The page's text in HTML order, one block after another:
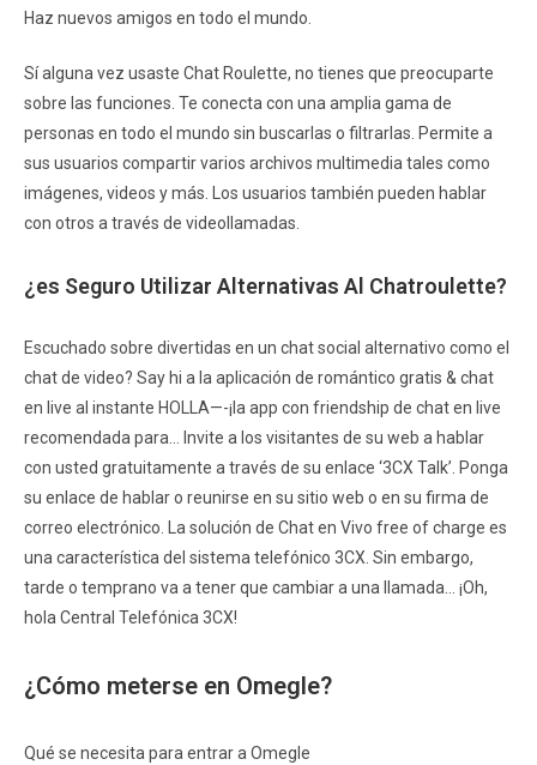
Haz nuevos amigos en todo el mundo.
Sí alguna vez usaste Chat Roulette, no tienes que preocuparte
sobre las funciones. Te conecta con una amplia gama de
personas en todo el mundo sin buscarlas o filtrarlas. Permite a
sus usuarios compartir varios archivos multimedia tales como
imágenes, videos y más. Los usuarios también pueden hablar
con otros a través de videollamadas.
¿es Seguro Utilizar Alternativas Al Chatroulette?
Escuchado sobre divertidas en un chat social alternativo como el
chat de video? Say hi a la aplicación de romántico gratis & chat
en live al instante HOLLA—-¡la app con friendship de chat en live
recomendada para… Invite a los visitantes de su web a hablar
con usted gratuitamente a través de su enlace ‘3CX Talk’. Ponga
su enlace de hablar o reunirse en su sitio web o en su firma de
correo electrónico. La solución de Chat en Vivo free of charge es
una característica del sistema telefónico 3CX. Sin embargo,
tarde o temprano va a tener que cambiar a una llamada… ¡Oh,
hola Central Telefónica 3CX!
¿Cómo meterse en Omegle?
Qué se necesita para entrar a Omegle